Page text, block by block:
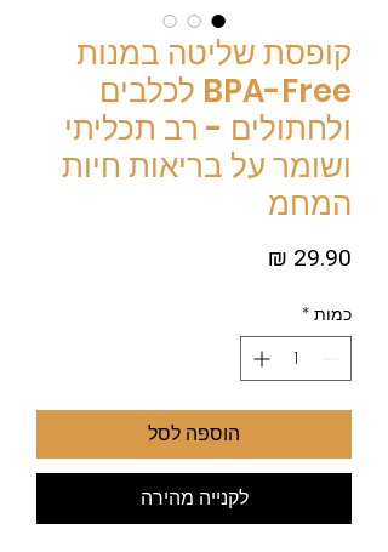
קופסת שליטה במנות
BPA-Free לכלבים
ולחתולים - רב תכליתי
ושומר על בריאות חיות
המחמ
כמות *
הוספה לסל
לקנייה מהירה